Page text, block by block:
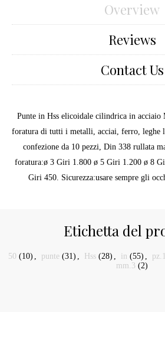
Overview
Reviews
Contact Us
Punte in Hss elicoidale cilindrica in acciaio
foratura di tutti i metalli, acciai, ferro, leghe
confezione da 10 pezzi, Din 338 rullata
foratura:ø 3 Giri 1.800 ø 5 Giri 1.200 ø 8
Giri 450. Sicurezza:usare sempre gli
Etichetta del
50 (10) , punte (31) , Hss (28) , in (55) ,
mm.3 (2)